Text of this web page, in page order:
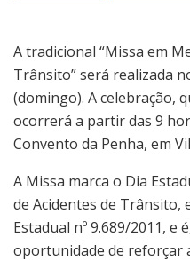
A tradicional “Missa em
Trânsito” será realizada
(domingo). A celebração,
ocorrerá a partir das 9
Convento da Penha, em
A Missa marca o Dia
de Acidentes de Trânsito,
Estadual nº 9.689/2011, e
oportunidade de reforçar